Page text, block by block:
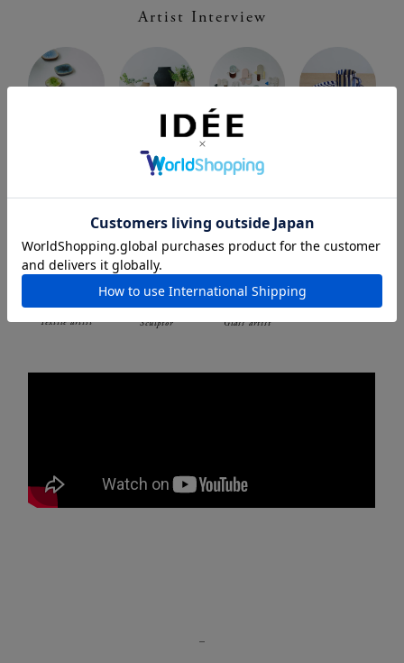
Artist Interview
Cepeda
Ceramic artist
Itkonen
Ceramic artist
Sammalvaara
Textile artist
Nicolas
Shurey
Sculptor
Paula
Pääkkönen
Glass artist